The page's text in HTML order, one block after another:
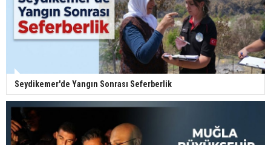
Seydikemer'de Yangın Sonrası Seferberlik